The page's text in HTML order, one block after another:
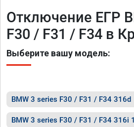
Отключение ЕГР
F30 / F31 / F34 в
Выберите вашу модель:
BMW 3 series F30 / F31 / F34 316d
BMW 3 series F30 / F31 / F34 316i